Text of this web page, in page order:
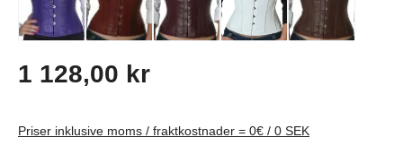
Ordinarie pris:
1 128,00 kr
Priser inklusive moms / fraktkostnader = 0€ / 0 SEK